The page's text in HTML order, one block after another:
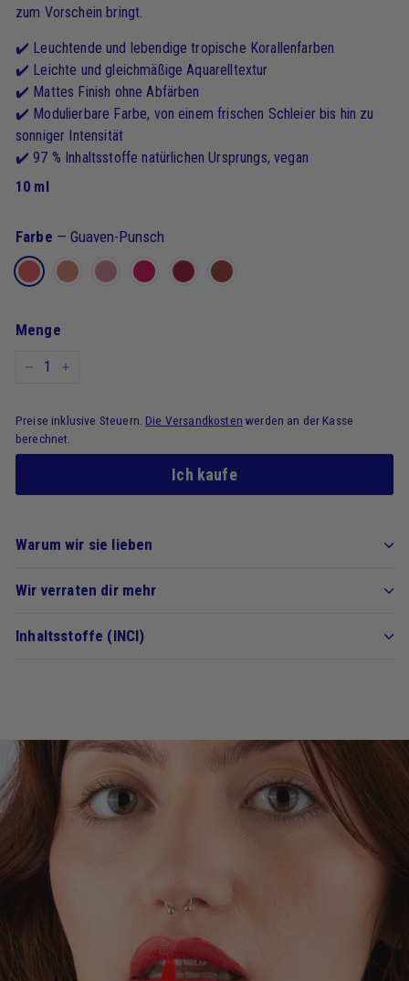
zum Vorschein bringt.
✔️ Leuchtende und lebendige tropische Korallenfarben
✔️ Leichte und gleichmäßige Aquarelltextur
✔️ Mattes Finish ohne Abfärben
✔️ Modulierbare Farbe, von einem frischen Schleier bis hin zu
sonniger Intensität
✔️ 97 % Inhaltsstoffe natürlichen Ursprungs, vegan
10 ml
Farbe — Guaven-Punsch
Menge
Preise inklusive Steuern. Die Versandkosten werden an der Kasse
berechnet.
Ich kaufe
Warum wir sie lieben
Wir verraten dir mehr
Inhaltsstoffe (INCI)